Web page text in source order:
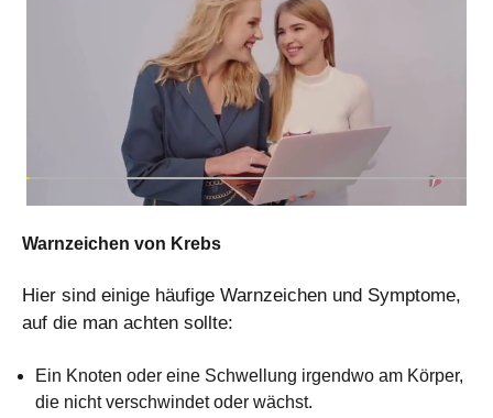
Warnzeichen von Krebs
Hier sind einige häufige Warnzeichen und Symptome,
auf die man achten sollte:
Ein Knoten oder eine Schwellung irgendwo am Körper,
die nicht verschwindet oder wächst.